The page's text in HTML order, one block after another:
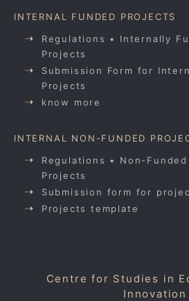
INTERNAL FUNDED PROJECTS
Regulations • Internally
Projects
Submission Form for
Projects
know more
INTERNAL NON-FUNDED
Regulations • Non-
Projects
Submission form for
Projects template
Centre for Studies in
Innovation